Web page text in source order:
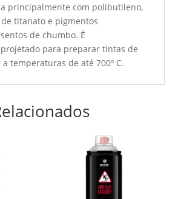
principalmente com polibutileno,
titanato e pigmentos
de chumbo. É
para preparar tintas de
temperaturas de até 700º C.